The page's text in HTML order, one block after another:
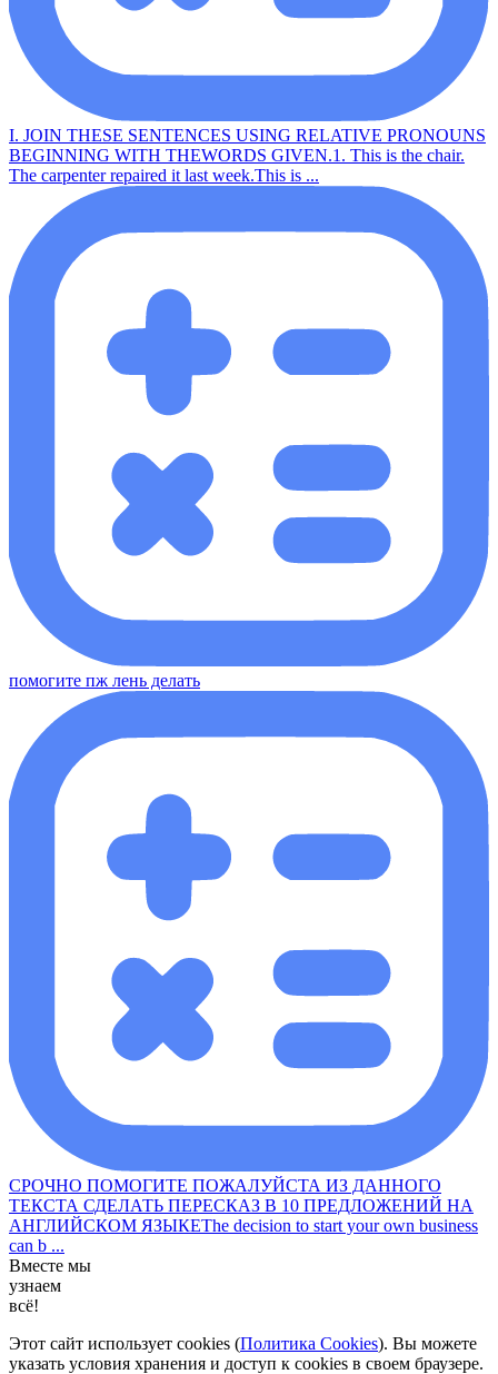
I. JOIN THESE SENTENCES USING RELATIVE PRONOUNS
BEGINNING WITH THEWORDS GIVEN.1. This is the chair.
The carpenter repaired it last week.This is ...
помогите пж лень делать
СРОЧНО ПОМОГИТЕ ПОЖАЛУЙСТА ИЗ ДАННОГО
ТЕКСТА СДЕЛАТЬ ПЕРЕСКАЗ В 10 ПРЕДЛОЖЕНИЙ НА
АНГЛИЙСКОМ ЯЗЫКЕThe decision to start your own business
can b ...
Вместе мы
узнаем
всё!
Этот сайт использует cookies (Политика Cookies). Вы можете
указать условия хранения и доступ к cookies в своем браузере.